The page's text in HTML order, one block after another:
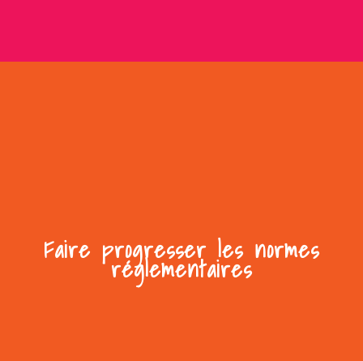
Faire progresser les normes
réglementaires